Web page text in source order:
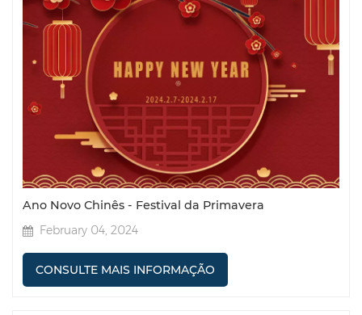
Ano Novo Chinês - Festival da Primavera
February 04, 2024
CONSULTE MAIS INFORMAÇÃO